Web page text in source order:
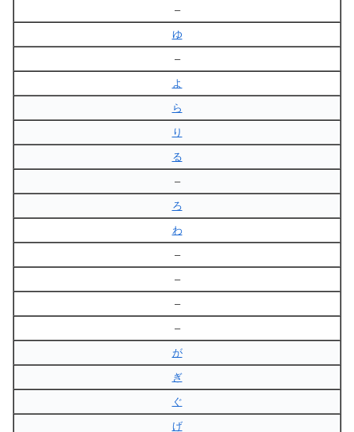
–
ゆ
–
よ
ら
り
る
–
ろ
わ
–
–
–
–
が
ぎ
ぐ
げ